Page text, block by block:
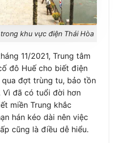
khu vực điện Thái Hòa
11/2021, Trung tâm
đô Huế cho biết điện
qua đợt trùng tu, bảo tồn
Vì đã có tuổi đời hơn
miền Trung khắc
hán kéo dài nên việc
cũng là điều dễ hiểu.